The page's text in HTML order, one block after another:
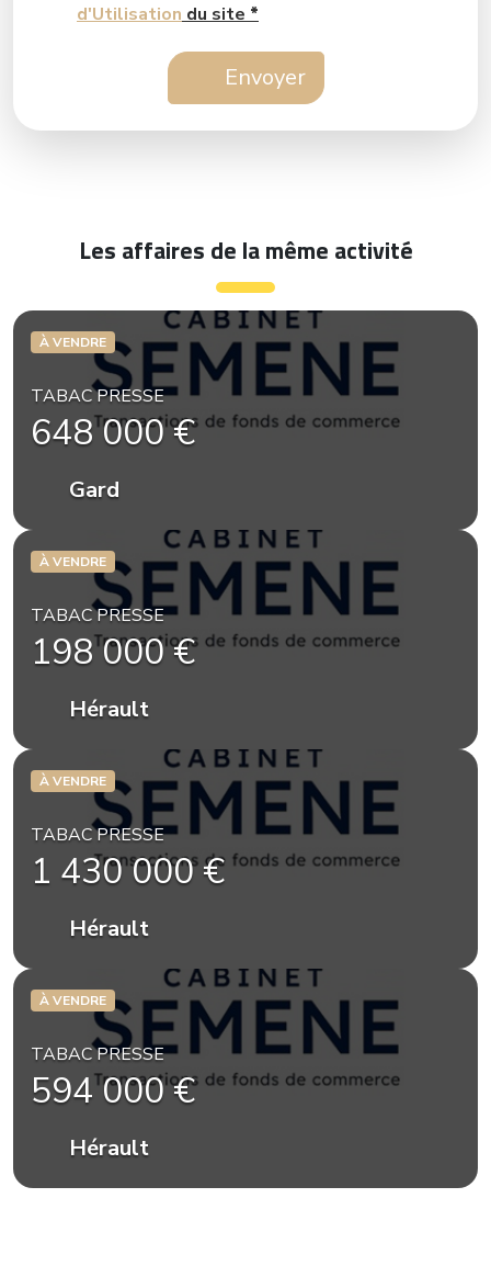
d'Utilisation du site *
Envoyer
Les affaires de la même activité
À VENDRE
TABAC PRESSE
648 000 €
Gard
À VENDRE
TABAC PRESSE
198 000 €
Hérault
À VENDRE
TABAC PRESSE
1 430 000 €
Hérault
À VENDRE
TABAC PRESSE
594 000 €
Hérault